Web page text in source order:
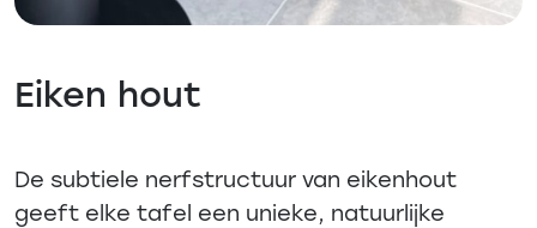
Eiken hout
De subtiele nerfstructuur van eikenhout
geeft elke tafel een unieke, natuurlijke